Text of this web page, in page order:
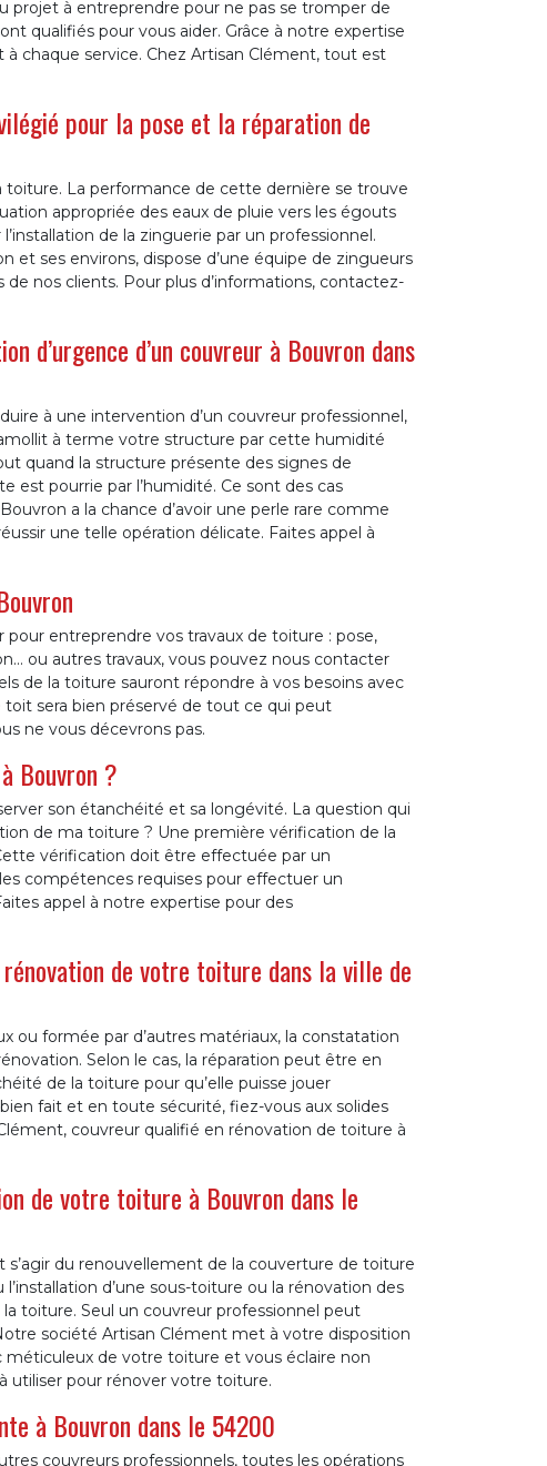
projet à entreprendre pour ne pas se tromper de
qualifiés pour vous aider. Grâce à notre expertise
chaque service. Chez Artisan Clément, tout est
pour la pose et la réparation de
toiture. La performance de cette dernière se trouve
appropriée des eaux de pluie vers les égouts
de la zinguerie par un professionnel.
ses environs, dispose d’une équipe de zingueurs
nos clients. Pour plus d’informations, contactez-
d’urgence d’un couvreur à Bouvron dans
à une intervention d’un couvreur professionnel,
à terme votre structure par cette humidité
quand la structure présente des signes de
est pourrie par l’humidité. Ce sont des cas
a la chance d’avoir une perle rare comme
une telle opération délicate. Faites appel à
entreprendre vos travaux de toiture : pose,
ou autres travaux, vous pouvez nous contacter
de la toiture sauront répondre à vos besoins avec
sera bien préservé de tout ce qui peut
ne vous décevrons pas.
Bouvron ?
son étanchéité et sa longévité. La question qui
de ma toiture ? Une première vérification de la
vérification doit être effectuée par un
compétences requises pour effectuer un
appel à notre expertise pour des
de votre toiture dans la ville de
ou formée par d’autres matériaux, la constatation
Selon le cas, la réparation peut être en
de la toiture pour qu’elle puisse jouer
fait et en toute sécurité, fiez-vous aux solides
couvreur qualifié en rénovation de toiture à
de votre toiture à Bouvron dans le
du renouvellement de la couverture de toiture
d’une sous-toiture ou la rénovation des
toiture. Seul un couvreur professionnel peut
société Artisan Clément met à votre disposition
de votre toiture et vous éclaire non
utiliser pour rénover votre toiture.
à Bouvron dans le 54200
couvreurs professionnels, toutes les opérations